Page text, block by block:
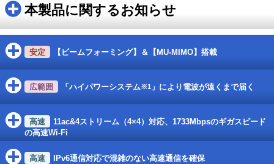
本製品に関するお知らせ
【ビームフォーミング】＆【MU-MIMO】搭載
「ハイパワーシステム※1 」により電波が遠くまで届く
11ac&4ストリーム（4×4）対応、1733Mbpsのギガスピード
の高速Wi-Fi
IPv6通信対応で混雑のない高速通信を確保